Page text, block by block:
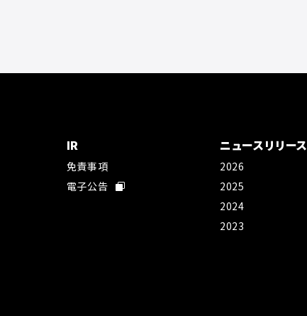
IR
免責事項
電子公告
ニュースリリース
2026
2025
2024
2023